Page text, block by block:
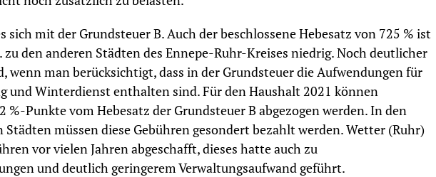
sich mit der Grundsteuer B. Auch der beschlossene Hebesatz von 725 % ist
zu den anderen Städten des Ennepe-Ruhr-Kreises niedrig. Noch deutlicher
wenn man berücksichtigt, dass in der Grundsteuer die Aufwendungen für
und Winterdienst enthalten sind. Für den Haushalt 2021 können
%-Punkte vom Hebesatz der Grundsteuer B abgezogen werden. In den
Städten müssen diese Gebühren gesondert bezahlt werden. Wetter (Ruhr)
vor vielen Jahren abgeschafft, dieses hatte auch zu
und deutlich geringerem Verwaltungsaufwand geführt.